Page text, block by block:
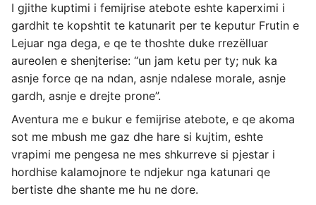
I gjithe kuptimi i femijrise atebote eshte kaperximi i
gardhit te kopshtit te katunarit per te keputur Frutin e
Lejuar nga dega, e qe te thoshte duke rrezëlluar
aureolen e shenjterise: “un jam ketu per ty; nuk ka
asnje force qe na ndan, asnje ndalese morale, asnje
gardh, asnje e drejte prone”.
Aventura me e bukur e femijrise atebote, e qe akoma
sot me mbush me gaz dhe hare si kujtim, eshte
vrapimi me pengesa ne mes shkurreve si pjestar i
hordhise kalamojnore te ndjekur nga katunari qe
bertiste dhe shante me hu ne dore.